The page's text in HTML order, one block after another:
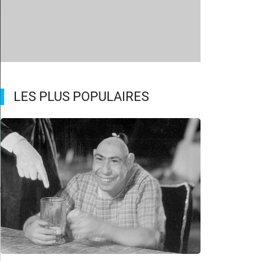
LES PLUS POPULAIRES